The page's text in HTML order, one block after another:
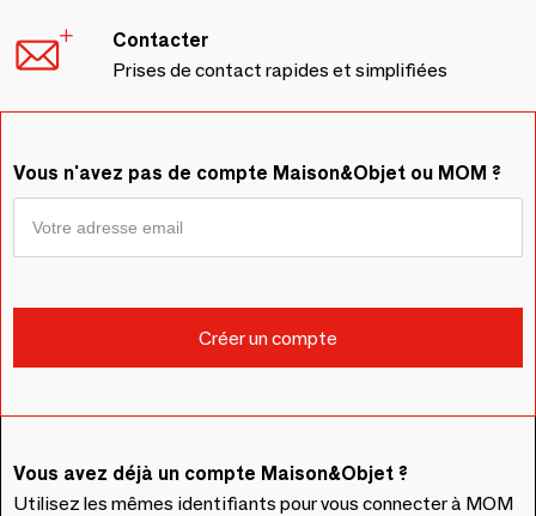
Contacter
Prises de contact rapides et simplifiées
Vous n'avez pas de compte Maison&Objet ou MOM ?
Vous avez déjà un compte Maison&Objet ?
Utilisez les mêmes identifiants pour vous connecter à MOM